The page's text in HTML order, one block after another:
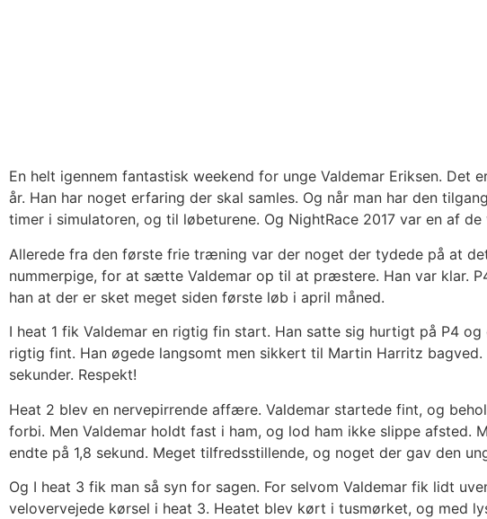
En helt igennem fantastisk weekend for unge Valdemar Eriksen.
år. Han har noget erfaring der skal samles. Og når man har den
timer i simulatoren, og til løbeturene. Og NightRace 2017 var en af
Allerede fra den første frie træning var der noget der tydede på at
nummerpige, for at sætte Valdemar op til at præstere. Han var klar.
han at der er sket meget siden første løb i april måned.
I heat 1 fik Valdemar en rigtig fin start. Han satte sig hurtigt på P4
rigtig fint. Han øgede langsomt men sikkert til Martin Harritz
sekunder. Respekt!
Heat 2 blev en nervepirrende affære. Valdemar startede fint, og
forbi. Men Valdemar holdt fast i ham, og lod ham ikke slippe afsted.
endte på 1,8 sekund. Meget tilfredsstillende, og noget der gav den
Og I heat 3 fik man så syn for sagen. For selvom Valdemar fik lidt
velovervejede kørsel i heat 3. Heatet blev kørt i tusmørket, og med